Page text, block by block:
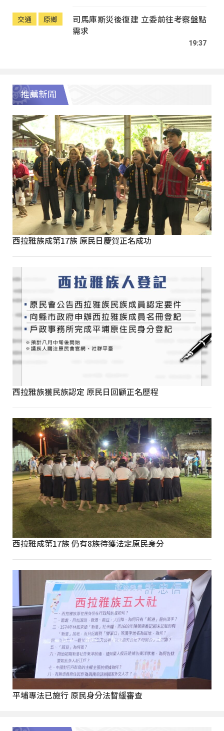
交通 原鄉
司馬庫斯災後復建 立委前往考察盤點
需求
19:37
推薦新聞
西拉雅族成第17族 原民日慶賀正名成功
西拉雅族獲民族認定 原民日回顧正名歷程
西拉雅成第17族 仍有8族待獲法定原民身分
平埔專法已施行 原民身分法暫緩審查